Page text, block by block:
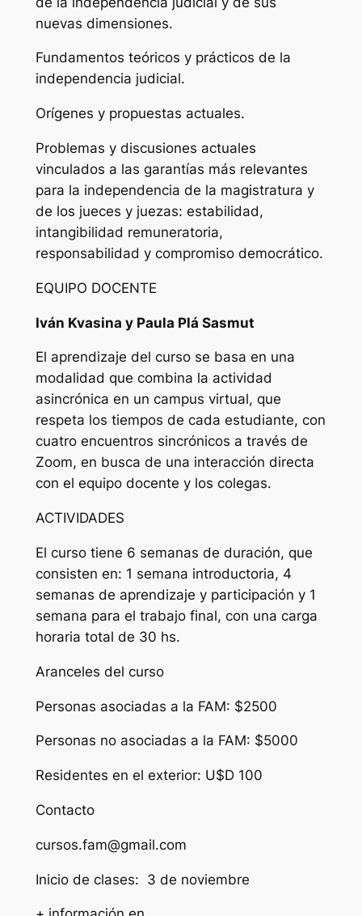
nuevas dimensiones.
Fundamentos teóricos y prácticos de la
independencia judicial.
Orígenes y propuestas actuales.
Problemas y discusiones actuales
vinculados a las garantías más relevantes
para la independencia de la magistratura y
de los jueces y juezas: estabilidad,
intangibilidad remuneratoria,
responsabilidad y compromiso democrático.
EQUIPO DOCENTE
Iván Kvasina y Paula Plá Sasmut
El aprendizaje del curso se basa en una
modalidad que combina la actividad
asincrónica en un campus virtual, que
respeta los tiempos de cada estudiante, con
cuatro encuentros sincrónicos a través de
Zoom, en busca de una interacción directa
con el equipo docente y los colegas.
ACTIVIDADES
El curso tiene 6 semanas de duración, que
consisten en: 1 semana introductoria, 4
semanas de aprendizaje y participación y 1
semana para el trabajo final, con una carga
horaria total de 30 hs.
Aranceles del curso
Personas asociadas a la FAM: $2500
Personas no asociadas a la FAM: $5000
Residentes en el exterior: U$D 100
Contacto
cursos.fam@gmail.com
Inicio de clases: 3 de noviembre